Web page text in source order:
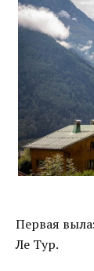
Первая
Ле Тур.